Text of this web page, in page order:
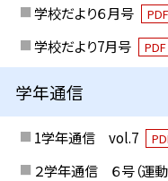
学校だより６月号 PDF
学校だより7月号
PDF
学年通信
1学年通信 vol.7
２学年通信 ６号（運動